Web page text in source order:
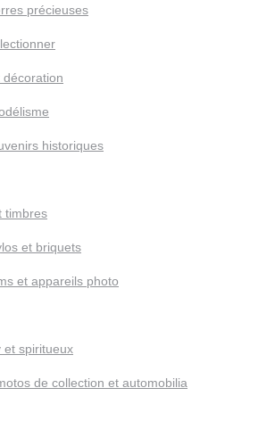
précieuses
historiques
timbres
et briquets
et appareils photo
et spiritueux
de collection et automobilia